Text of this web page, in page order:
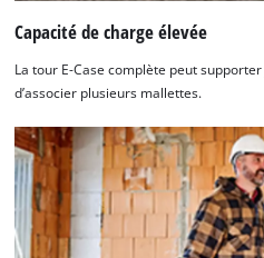
Capacité de charge élevée
La tour E-Case complète peut
d’associer plusieurs mallettes.